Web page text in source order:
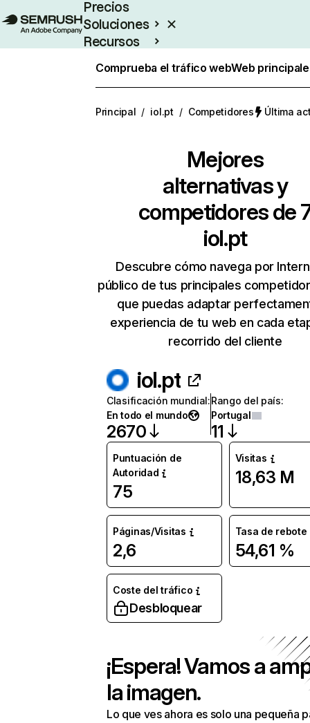
Precios
Soluciones
Recursos
Comprueba el tráfico webWeb
Principal / iol.pt / Competidores Última
Mejores
alternativas y
competidores de
iol.pt
Descubre cómo navega por
público de tus principales
que puedas adaptar
experiencia de tu web en cada
recorrido del cliente
iol.pt
Clasificación mundial:
En todo el mundo
2670
Rango del país:
Portugal
11
Puntuación de
Autoridad
75
Visitas
18,63 M
Páginas/Visitas
2,6
Tasa de rebote
54,61 %
Coste del tráfico
Desbloquear
¡Espera! Vamos a
la imagen.
Lo que ves ahora es solo una pequeña